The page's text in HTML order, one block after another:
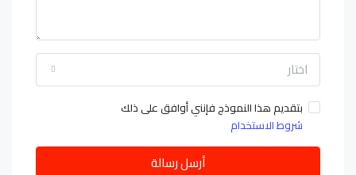
اختار
بتقديم هذا النموذج فإنني أوافق على ذلك
شروط الاستخدام
أرسل رسالة